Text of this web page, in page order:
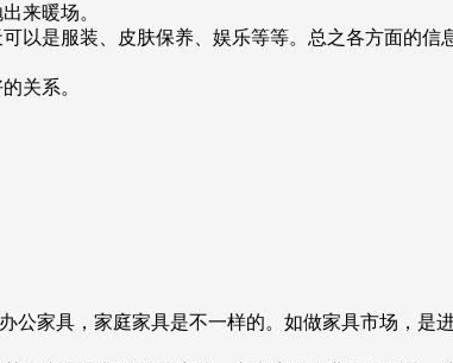
来暖场。
是服装、皮肤保养、娱乐等等。总之各方面的
关系。
家具，家庭家具是不一样的。如做家具市场，是